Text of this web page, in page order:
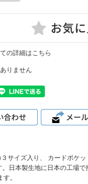
の詳細はこちら
りません
イズ入り、 カードポケッ
日本製生地に日本の工場
。